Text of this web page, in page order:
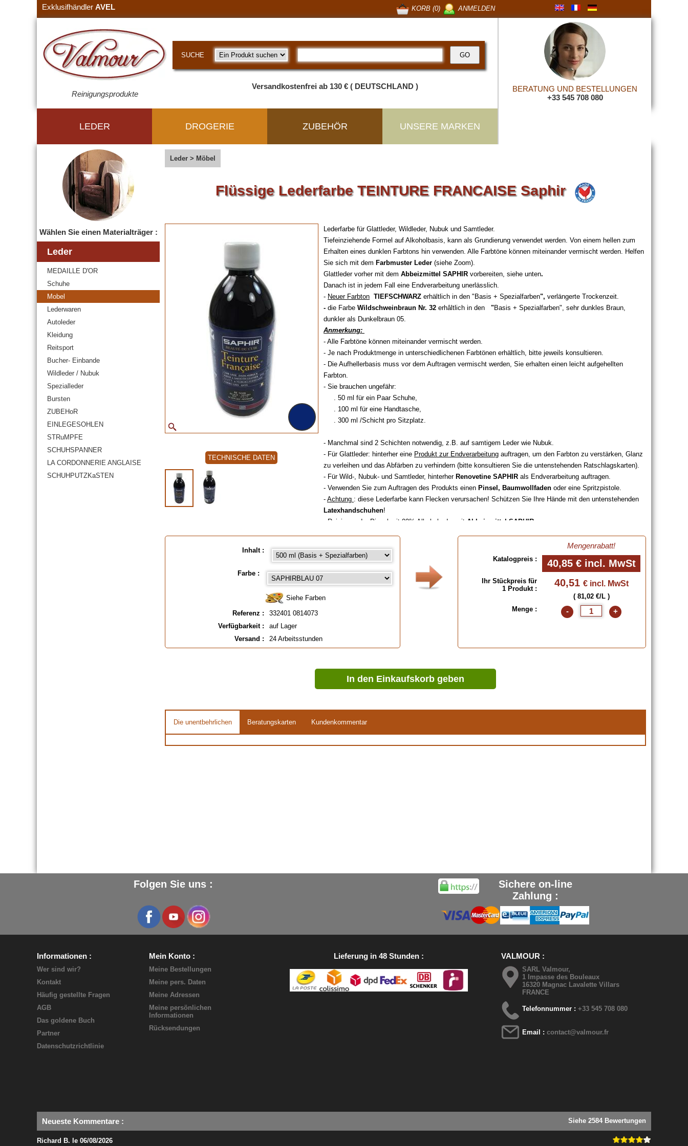
Exklusifhändler AVEL ANMELDEN
KORB (0)
Reinigungsprodukte
SUCHE
Versandkostenfrei ab 130 € ( DEUTSCHLAND )
BERATUNG UND BESTELLUNGEN
+33 545 708 080
LEDER DROGERIE ZUBEHÖR UNSERE MARKEN
Wählen Sie einen Materialträger :
Leder
MEDAILLE D'OR
Schuhe
Mobel
Lederwaren
Autoleder
Kleidung
Reitsport
Bucher- Einbande
Wildleder / Nubuk
Spezialleder
Bursten
ZUBEHoR
EINLEGESOHLEN
STRuMPFE
SCHUHSPANNER
LA CORDONNERIE ANGLAISE
SCHUHPUTZKaSTEN
Leder > Möbel
Flüssige Lederfarbe TEINTURE FRANCAISE Saphir
TECHNISCHE DATEN
Lederfarbe für Glattleder, Wildleder, Nubuk und Samtleder.
Tiefeinziehende Formel auf Alkoholbasis, kann als Grundierung verwendet werden. Von einem hellen zum
Erhalten eines dunklen Farbtons hin verwenden. Alle Farbtöne können miteinander vermischt werden. Helfen
Sie sich mit dem Farbmuster Leder (siehe Zoom).
Glattleder vorher mit dem Abbeizmittel SAPHIR vorbereiten, siehe unten.
Danach ist in jedem Fall eine Endverarbeitung unerlässlich.
- Neuer Farbton TIEFSCHWARZ erhältlich in den "Basis + Spezialfarben", verlängerte Trockenzeit.
- die Farbe Wildschweinbraun Nr. 32 erhâltlich in den "Basis + Spezialfarben", sehr dunkles Braun,
dunkler als Dunkelbraun 05.
Anmerkung:
- Alle Farbtöne können miteinander vermischt werden.
- Je nach Produktmenge in unterschiedlichenen Farbtönen erhältlich, bitte jeweils konsultieren.
- Die Aufhellerbasis muss vor dem Auftragen vermischt werden, Sie erhalten einen leicht aufgehellten
Farbton.
- Sie brauchen ungefähr:
. 50 ml für ein Paar Schuhe,
. 100 ml für eine Handtasche,
. 300 ml /Schicht pro Sitzplatz.
- Manchmal sind 2 Schichten notwendig, z.B. auf samtigem Leder wie Nubuk.
- Für Glattleder: hinterher eine Produkt zur Endverarbeitung auftragen, um den Farbton zu verstärken, Glanz
zu verleihen und das Abfärben zu verhindern (bitte konsultieren Sie die untenstehenden Ratschlagskarten).
- Für Wild-, Nubuk- und Samtleder, hinterher Renovetine SAPHIR als Endverarbeitung auftragen.
- Verwenden Sie zum Auftragen des Produkts einen Pinsel, Baumwollfaden oder eine Spritzpistole.
- Achtung : diese Lederfarbe kann Flecken verursachen! Schützen Sie Ihre Hände mit den untenstehenden
Latexhandschuhen!
- Reinigung der Pinsel mit 99% Alkohol oder mit Abbeizmittel SAPHIR
- Kontaktieren Sie uns für
Bitte konsultieren Sie unsere Ratschlagskartei !
( Für die Farbauswahl bitte auf die untenstehende Farbpalette klicken, oder das Farbmuster "Schuhleder"
: 50 ml, 50 ml (Basis +Spezialfarben), 500 ml, 500 ml (Basis + Spezialfarben), 500 ml
TIEFSCHWARZ
Inhalt :
Farbe :
Siehe Farben
Referenz :
332401 0814073
Verfügbarkeit :
auf Lager
Versand :
24 Arbeitsstunden
Mengenrabatt!
Katalogpreis : 40,85 € incl. MwSt
Ihr Stückpreis für
1 Produkt :
40,51 € incl. MwSt
( 81,02 €/L )
Menge :
- +
In den Einkaufskorb geben
Die unentbehrlichen Beratungskarten Kundenkommentar
Folgen Sie uns :
Sichere on-line
Zahlung :
Informationen
Wer sind wir?
Kontakt
Häufig gestellte Fragen
AGB
Das goldene Buch
Partner
Datenschutzrichtlinie
Mein Konto
Meine Bestellungen
Meine pers. Daten
Meine Adressen
Meine persönlichen
Informationen
Rücksendungen
Lieferung in 48 Stunden VALMOUR
SARL Valmour,
1 Impasse des Bouleaux
16320 Magnac Lavalette Villars
FRANCE
Telefonnummer :+33 545 708 080
Email :contact@valmour.fr
Neueste Kommentare : Siehe 2584 Bewertungen
Richard B. le 06/08/2026